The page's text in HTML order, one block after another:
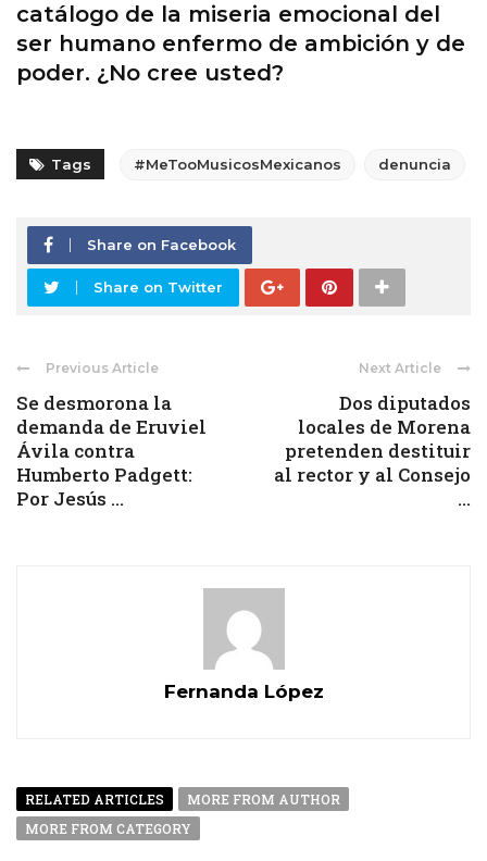
catálogo de la miseria emocional del
ser humano enfermo de ambición y de
poder. ¿No cree usted?
Tags #MeTooMusicosMexicanos denuncia
Share on Facebook
Share on Twitter
Previous Article
Se desmorona la
demanda de Eruviel
Ávila contra
Humberto Padgett:
Por Jesús ...
Next Article
Dos diputados
locales de Morena
pretenden destituir
al rector y al Consejo
...
Fernanda López
RELATED ARTICLES
MORE FROM AUTHOR
MORE FROM CATEGORY